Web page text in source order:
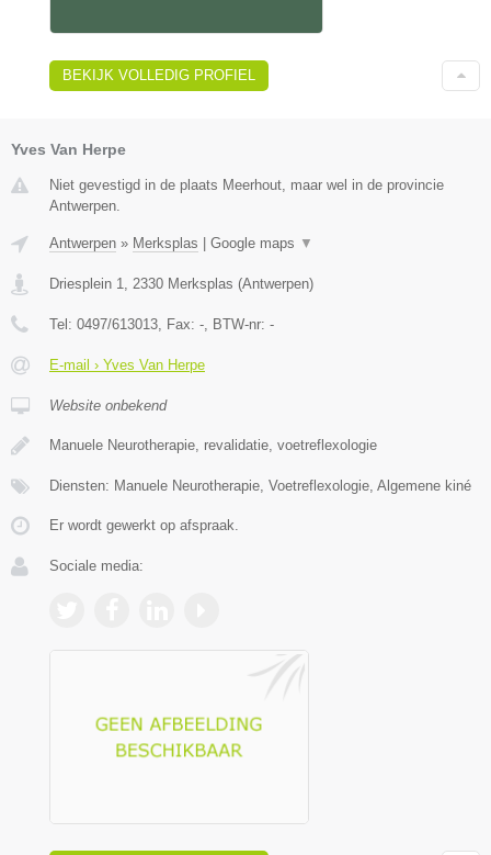
BEKIJK VOLLEDIG PROFIEL
Yves Van Herpe
Niet gevestigd in de plaats Meerhout, maar wel in de provincie
Antwerpen.
Antwerpen » Merksplas Google maps ▼
Driesplein 1, 2330 Merksplas (Antwerpen)
Tel: 0497/613013, Fax: -, BTW-nr: -
E-mail › Yves Van Herpe
Website onbekend
Manuele Neurotherapie, revalidatie, voetreflexologie
Diensten: Manuele Neurotherapie, Voetreflexologie, Algemene kiné
Er wordt gewerkt op afspraak.
Sociale media: